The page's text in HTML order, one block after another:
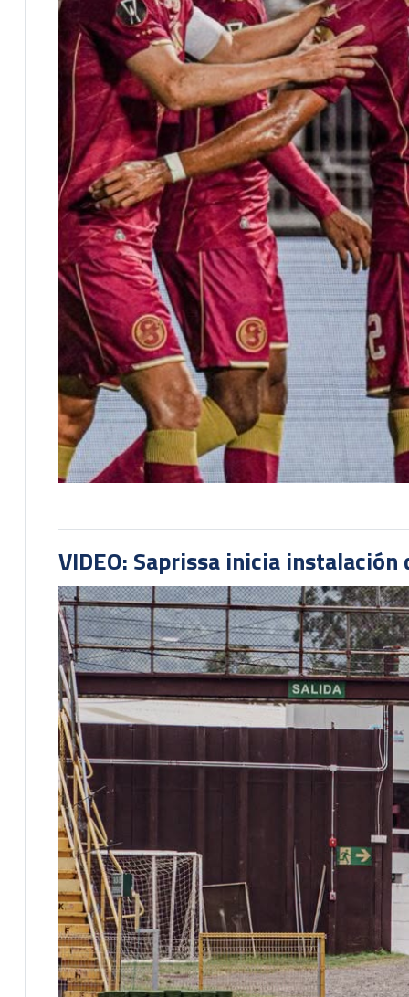
VIDEO: Saprissa inicia